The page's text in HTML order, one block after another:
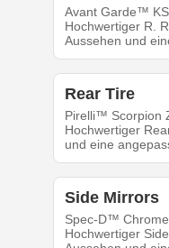
Avant Garde™
Hochwertiger R.
Aussehen und
Rear Tire
Pirelli™ Scorpion
Hochwertiger
und eine
Side Mirrors
Spec-D™ Chrome
Hochwertiger